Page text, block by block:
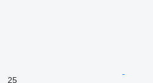
25